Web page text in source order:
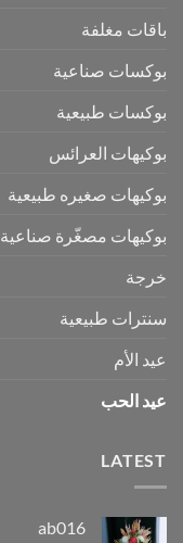
باقات مغلفة
بوكسات صناعية
بوكسات طبيعية
بوكيهات العرائس
بوكيهات صغيره طبيعية
بوكيهات مصغّرة صناعية
خرجة
سنترات طبيعية
عيد الأم
عيد الحب
LATEST
ab016